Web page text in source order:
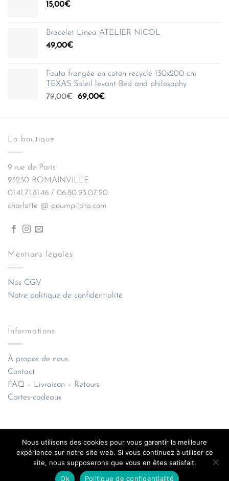
15,00€
Bracelet Linea ATELIER NICOL
49,00€
Fouta frangée en coton recyclé 130x200 cm
TEXAS Soleil levant Bed and philosophy
79,00€
Le
69,00€Le
La boutique
9 rue de Paris
93230 ROMAINVILLE
01.41.71.81.46 / 06.80.93.07.20
charlotte @ poumpilata.com
Mentions légales
Nos CGV
Notre politique de confidentialité
Informations
À propos de nous
Contact
FAQ – Livraison – Retours
Cartes-cadeaux
Apple
Pay
Credit
Card
Google
Pay
Klarna MasterCard
Nous utilisons des cookies pour vous garantir la meilleure
expérience sur notre site web. Si vous continuez à utiliser ce
site, nous supposerons que vous en êtes satisfait.
Ok
Politique de confidentialité